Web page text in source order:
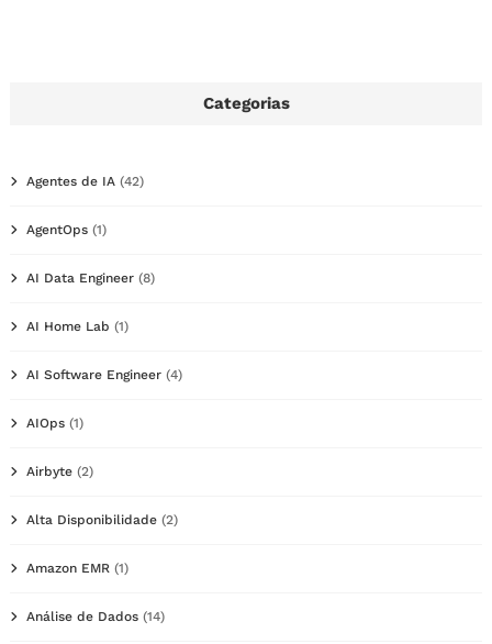
Categorias
Agentes de IA (42)
AgentOps (1)
AI Data Engineer (8)
AI Home Lab (1)
AI Software Engineer (4)
AIOps (1)
Airbyte (2)
Alta Disponibilidade (2)
Amazon EMR (1)
Análise de Dados (14)